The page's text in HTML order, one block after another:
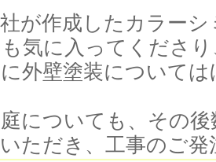
が作成したカラーシ
気に入ってくださ
外壁塗装について
についても、その後
ただき、工事のご